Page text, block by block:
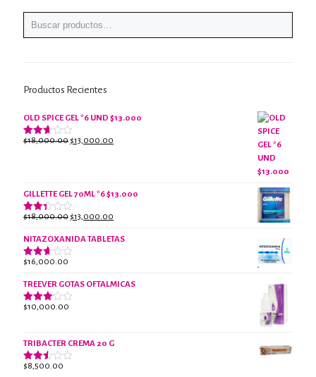
Productos Recientes
OLD SPICE GEL *6 UND $13.000
Valorado
$18,000.00 El
$18,000.00.
$13,000.00
$13,000.00.
GILLETTE GEL 70ML *6 $13.000
Valorado
2.38
de 5
$18,000.00 El
original
era:
$13,000.00
actual
NITAZOXANIDA TABLETAS
Valorado
2.61
de 5
$16,000.00
TREEVER GOTAS OFTALMICAS
Valorado
$10,000.00
TRIBACTER CREMA 20 G
Valorado
$8,500.00